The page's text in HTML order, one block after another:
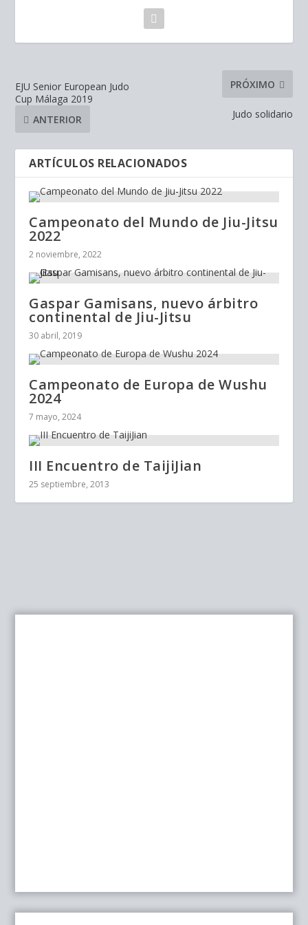
EJU Senior European Judo
Cup Málaga 2019
ANTERIOR
PRÓXIMO
Judo solidario
ARTÍCULOS RELACIONADOS
Campeonato del Mundo de Jiu-Jitsu
2022
2 noviembre, 2022
Gaspar Gamisans, nuevo árbitro
continental de Jiu-Jitsu
30 abril, 2019
Campeonato de Europa de Wushu
2024
7 mayo, 2024
III Encuentro de TaijiJian
25 septiembre, 2013